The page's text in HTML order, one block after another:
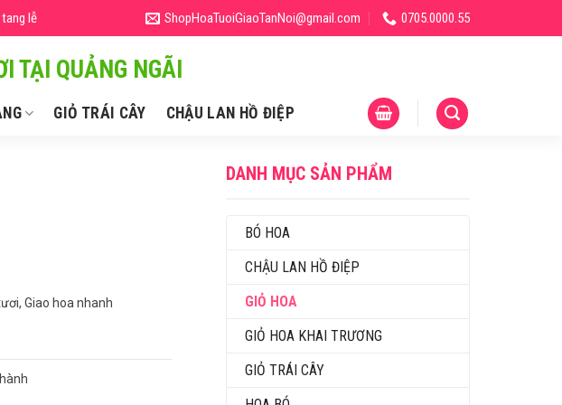
lễ ShopHoaTuoiGiaoTanNoi@gmail.com 0705.0000.55
TẠI QUẢNG NGÃI
GIỎ TRÁI CÂY CHẬU LAN HỒ ĐIỆP
DANH MỤC SẢN PHẨM
BÓ HOA
CHẬU LAN HỒ ĐIỆP
GIỎ HOA
GIỎ HOA KHAI TRƯƠNG
GIỎ TRÁI CÂY
Giao hoa nhanh